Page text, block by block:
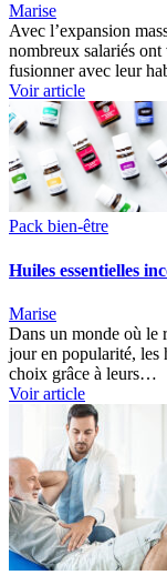
Marise
Avec l’expansion
nombreux salariés
fusionner avec leur
Voir article
Pack bien-être
Huiles essentielles
Marise
Dans un monde où le
jour en popularité, les
choix grâce à leurs…
Voir article